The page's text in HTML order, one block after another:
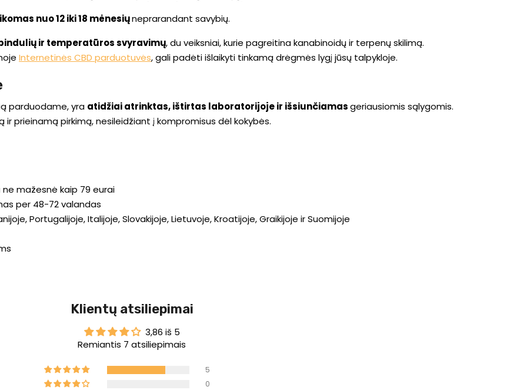
nuo 12 iki 18 mėnesiųneprarandant savybių.
ir temperatūros svyravimų, du veiksniai, kurie pagreitina kanabinoidų ir terpenų skilimą.
Internetinės CBD parduotuvės, gali padėti išlaikyti tinkamą drėgmės lygį jūsų talpykloje.
parduodame, yra atidžiai atrinktas, ištirtas laboratorijoje ir išsiunčiamasgeriausiomis sąlygomis.
prieinamą pirkimą, nesileidžiant į kompromisus dėl kokybės.
mažesnė kaip 79 eurai
per 48-72 valandas
Portugalijoje, Italijoje, Slovakijoje, Lietuvoje, Kroatijoje, Graikijoje ir Suomijoje
Klientų atsiliepimai
3,86 iš 5
Remiantis 7 atsiliepimais
5
0